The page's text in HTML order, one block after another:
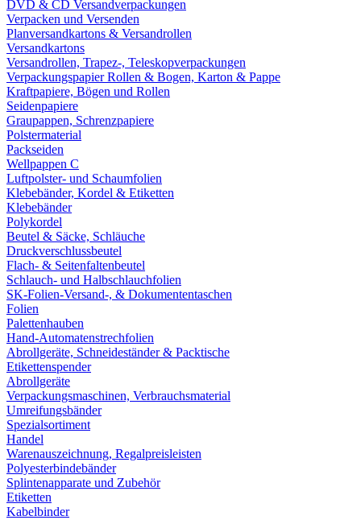
DVD & CD Versandverpackungen
Verpacken und Versenden
Planversandkartons & Versandrollen
Versandkartons
Versandrollen, Trapez-, Teleskopverpackungen
Verpackungspapier Rollen & Bogen, Karton & Pappe
Kraftpapiere, Bögen und Rollen
Seidenpapiere
Graupappen, Schrenzpapiere
Polstermaterial
Packseiden
Wellpappen C
Luftpolster- und Schaumfolien
Klebebänder, Kordel & Etiketten
Klebebänder
Polykordel
Beutel & Säcke, Schläuche
Druckverschlussbeutel
Flach- & Seitenfaltenbeutel
Schlauch- und Halbschlauchfolien
SK-Folien-Versand-, & Dokumententaschen
Folien
Palettenhauben
Hand-Automatenstrechfolien
Abrollgeräte, Schneideständer & Packtische
Etikettenspender
Abrollgeräte
Verpackungsmaschinen, Verbrauchsmaterial
Umreifungsbänder
Spezialsortiment
Handel
Warenauszeichnung, Regalpreisleisten
Polyesterbindebänder
Splintenapparate und Zubehör
Etiketten
Kabelbinder